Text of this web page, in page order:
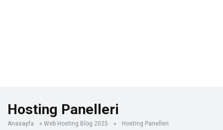
Hosting Panelleri
Anasayfa » Web Hosting Blog 2025 » Hosting Panelleri